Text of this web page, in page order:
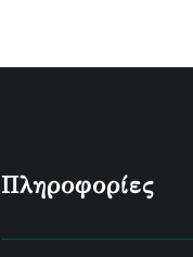
Πληροφορίες